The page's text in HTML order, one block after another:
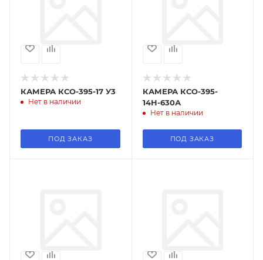
КАМЕРА КСО-395-17 У3
Нет в наличии
ПОД ЗАКАЗ
КАМЕРА КСО-395-
14Н-630А
Нет в наличии
ПОД ЗАКАЗ